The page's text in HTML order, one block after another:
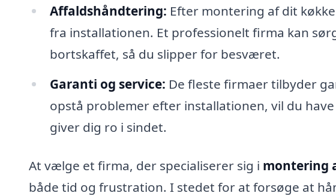
Affaldshåndtering: Efter montering af dit
fra installationen. Et professionelt firma kan
bortskaffet, så du slipper for besværet.
Garanti og service: De fleste firmaer tilbyder
opstå problemer efter installationen, vil du
giver dig ro i sindet.
At vælge et firma, der specialiserer sig i montering
både tid og frustration. I stedet for at forsøge at